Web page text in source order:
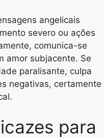
angelicais
severo ou ações
comunica-se
amor subjacente. Se
paralisante, culpa
negativas, certamente
para